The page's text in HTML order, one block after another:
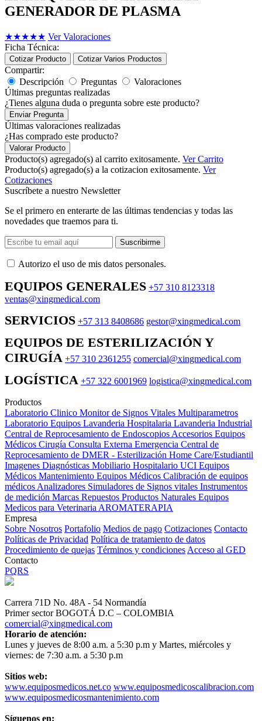
GENERADOR DE PLASMA
★★★★★ Ver Valoraciones
Ficha Técnica:
Cotizar Producto Cotizar Varios Productos
Compartir:
Descripción
Preguntas
Valoraciones
Últimas preguntas realizadas
¿Tienes alguna duda o pregunta sobre este producto?
Enviar Pregunta
Últimas valoraciones realizadas
¿Has comprado este producto?
Valorar Producto
Producto(s) agregado(s) al carrito exitosamente. Ver Carrito
Producto(s) agregado(s) a la cotizacion exitosamente. Ver
Cotizaciones
Suscríbete a nuestro Newsletter
Se el primero en enterarte de las últimas tendencias y todas las
novedades que traemos para ti.
Suscribirme
Autorizo ​​el uso de mis datos personales.
EQUIPOS GENERALES +57 310 8123318
ventas@xingmedical.com
SERVICIOS +57 313 8408686 gestor@xingmedical.com
EQUIPOS DE ESTERILIZACIÓN Y
CIRUGÍA +57 310 2361255 comercial@xingmedical.com
LOGÍSTICA +57 322 6001969 logistica@xingmedical.com
Productos
Laboratorio Clinico Monitor de Signos Vitales Multiparametros
Laboratorio Equipos Lavanderia Hospitalaria Lavanderia Industrial
Central de Reprocesamiento de Endoscopios Accesorios Equipos
Médicos Cirugía Consulta Externa Emergencia Central de
Reprocesamiento de DMER - Esterilización Home Care/Estudiantil
Imagenes Diagnósticas Mobiliario Hospitalario UCI Equipos
Médicos Mantenimiento Equipos Médicos Calibración de equipos
médicos Analizadores Simuladores de Signos vitales Instrumentos
de medición Marcas Repuestos Productos Naturales Equipos
Medicos para Veterinaria AROMATERAPIA
Empresa
Sobre Nosotros Portafolio Medios de pago Cotizaciones Contacto
Políticas de Privacidad Política de tratamiento de datos
Procedimiento de quejas Términos y condiciones Acceso al GED
Contacto
PQRS
Carrera 71D No. 48A - 54 Normandía
Primer sector BOGOTÁ D.C – COLOMBIA
comercial@xingmedical.com
Horario de atención:
Lunes y jueves de 8:00 a.m. a 5:30 p.m y Martes, miércoles y
viernes: de 7:30 a.m. a 5:30 p.m
Sitios web:
www.equiposmedicos.net.co www.equiposmedicoscalibracion.com
www.equiposmedicosmantenimiento.com
Síguenos en: